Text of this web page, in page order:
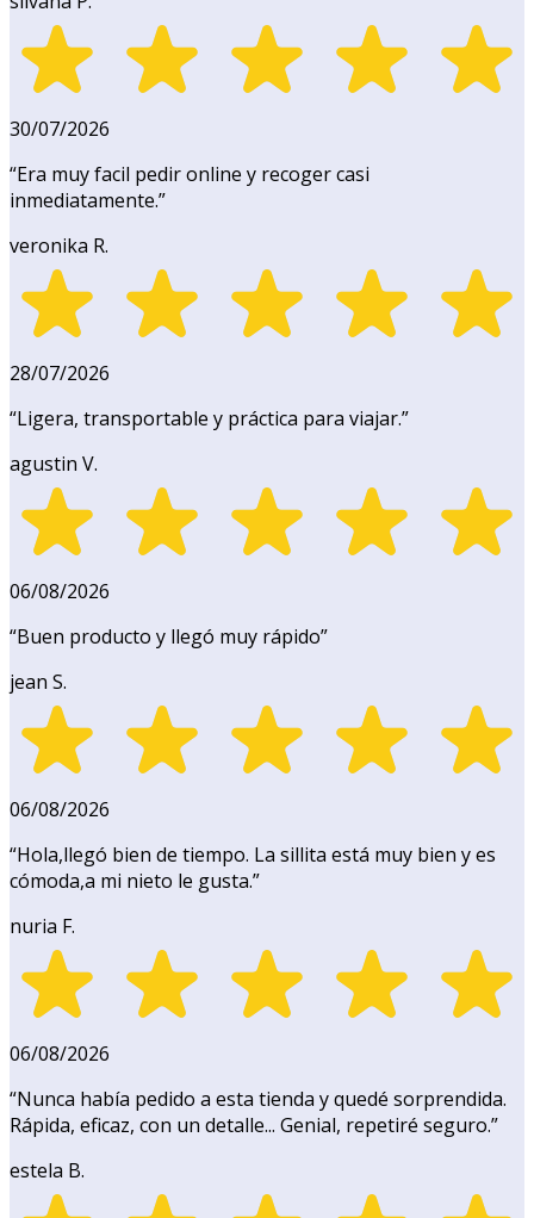
30/07/2026
“Era muy facil pedir online y recoger casi
inmediatamente.”
veronika R.
28/07/2026
“Ligera, transportable y práctica para viajar.”
agustin V.
06/08/2026
“Buen producto y llegó muy rápido”
jean S.
06/08/2026
“Hola,llegó bien de tiempo. La sillita está muy bien y es
cómoda,a mi nieto le gusta.”
nuria F.
06/08/2026
“Nunca había pedido a esta tienda y quedé sorprendida.
Rápida, eficaz, con un detalle... Genial, repetiré seguro.”
estela B.